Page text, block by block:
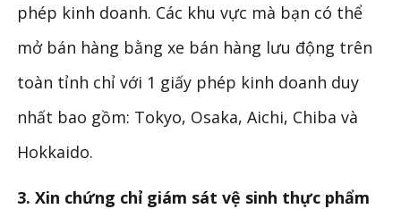
phép kinh doanh. Các khu vực mà bạn có thể
mở bán hàng bằng xe bán hàng lưu động trên
toàn tỉnh chỉ với 1 giấy phép kinh doanh duy
nhất bao gồm: Tokyo, Osaka, Aichi, Chiba và
Hokkaido.
3. Xin chứng chỉ giám sát vệ sinh thực phẩm